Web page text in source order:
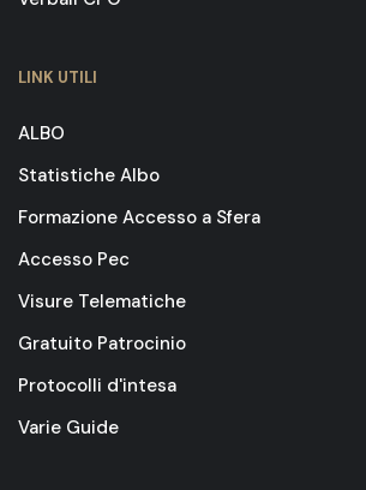
LINK UTILI
ALBO
Statistiche Albo
Formazione Accesso a Sfera
Accesso Pec
Visure Telematiche
Gratuito Patrocinio
Protocolli d'intesa
Varie Guide